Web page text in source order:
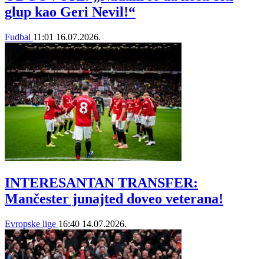
glup kao Geri Nevil!“
Fudbal 11:01 16.07.2026.
INTERESANTAN TRANSFER:
Mančester junajted doveo veterana!
Evropske lige 16:40 14.07.2026.